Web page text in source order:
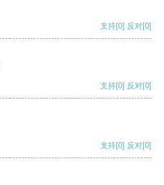
支持[0] 反对[0]
支持[0] 反对[0]
支持[0] 反对[0]